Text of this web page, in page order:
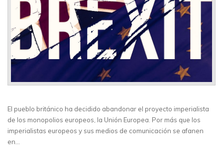
El pueblo británico ha decidido abandonar el proyecto imperialista
de los monopolios europeos, la Unión Europea. Por más que los
imperialistas europeos y sus medios de comunicación se afanen
en…